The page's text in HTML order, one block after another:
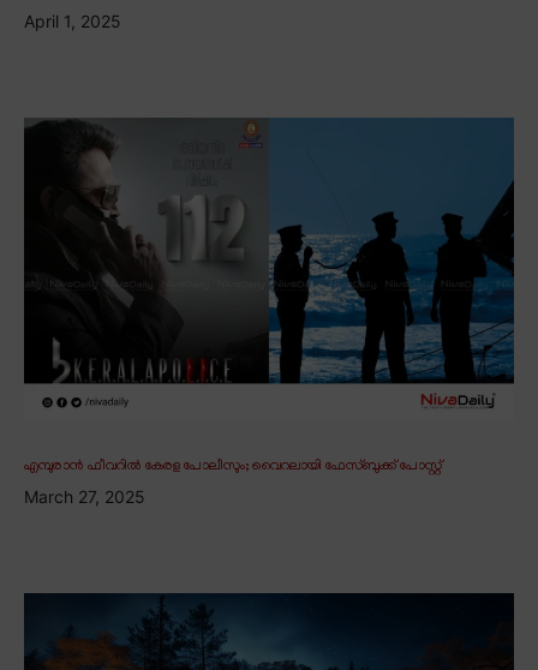
April 1, 2025
എമ്പുരാൻ ഫീവറിൽ കേരള പോലീസും; വൈറലായി ഫേസ്ബുക്ക് പോസ്റ്റ്
March 27, 2025